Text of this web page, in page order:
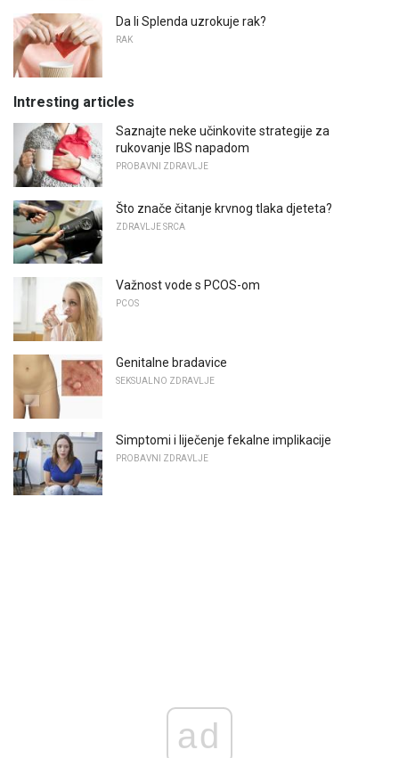
Da li Splenda uzrokuje rak?
RAK
Intresting articles
Saznajte neke učinkovite strategije za
rukovanje IBS napadom
PROBAVNI ZDRAVLJE
Što znače čitanje krvnog tlaka djeteta?
ZDRAVLJE SRCA
Važnost vode s PCOS-om
PCOS
Genitalne bradavice
SEKSUALNO ZDRAVLJE
Simptomi i liječenje fekalne implikacije
PROBAVNI ZDRAVLJE
ad